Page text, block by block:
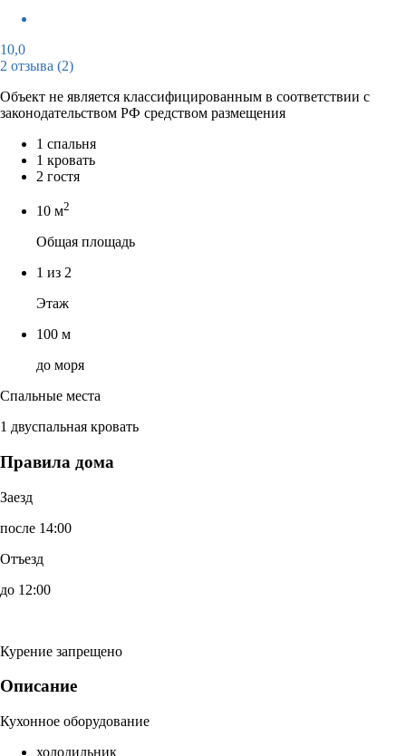
10,0
2 отзыва (2)
Объект не является классифицированным в соответствии с
законодательством РФ средством размещения
1 спальня
1 кровать
2 гостя
10 м2
Общая площадь
1 из 2
Этаж
100 м
до моря
Спальные места
1 двуспальная кровать
Правила дома
Заезд
после 14:00
Отъезд
до 12:00
Курение запрещено
Описание
Кухонное оборудование
холодильник